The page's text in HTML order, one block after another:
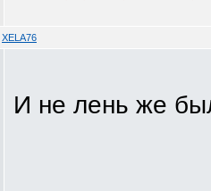
XELA76
И не лень же